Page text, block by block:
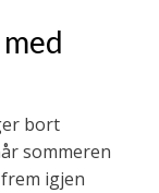
bort
sommeren
igjen